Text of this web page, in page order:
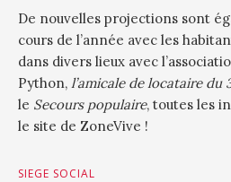
De nouvelles projections sont
cours de l’année avec les
dans divers lieux avec
Python, l’amicale de locataire du
le Secours populaire, toutes les
le site de ZoneVive !
SIEGE SOCIAL